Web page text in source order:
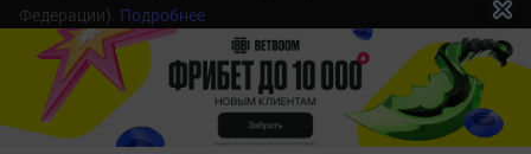
Федерации). Подробнее
1998 — 2026 © cyber.sports.ru 18+